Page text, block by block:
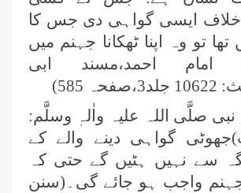
ایسی گواہی دی جس کا
تو وہ اپنا ٹھکانا جہنم میں
امام احمد،مسند ابی
585)
صلَّی اللہ علیہ واٰلہٖ وسلَّم:
گواہی دینے والے کے
سے نہیں ہٹیں گے حتی کہ
واجب ہو جائے گی۔(سنن